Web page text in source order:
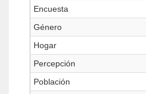
Encuesta
Género
Hogar
Percepción
Población